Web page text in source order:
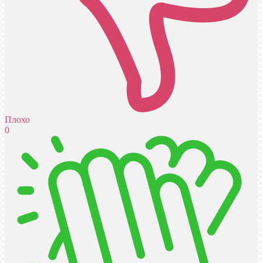
Плохо
0